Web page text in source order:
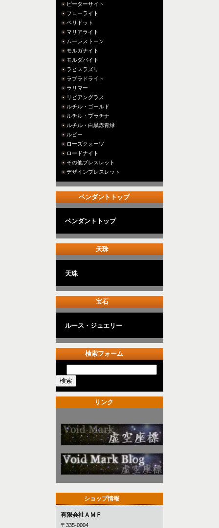
ピーターサイト
フローライト
ペリドット
マリアライト
ムーンストーン
モルガナイト
モルダバイト
ラピスラズリ
ラブラドライト
ラリマー
リビアングラス
ルチル・ゴールド
ルチル・プラチナ
ルチル・白黒赤青緑
ルビー
ローズクォーツ
ロードナイト
その他ブレスレット
デザインブレスレット
ペンダントトップ
ペンダントトップ
天珠
天珠
宝石
ルース・ジュエリー
検索フォーム
リンク
ショップ情報
有限会社ＡＭＦ
〒335-0004